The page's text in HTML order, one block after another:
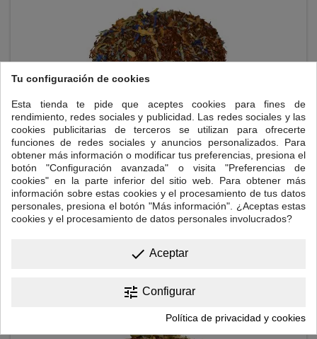
ROOIBOS MORFEO
Rooibos, manzana asada, azahar valeriana, lavanda y aciano azul.
Añadir al carrito
Tu configuración de cookies
Esta tienda te pide que aceptes cookies para fines de
rendimiento, redes sociales y publicidad. Las redes sociales y las
cookies publicitarias de terceros se utilizan para ofrecerte
funciones de redes sociales y anuncios personalizados. Para
obtener más información o modificar tus preferencias, presiona el
botón "Configuración avanzada" o visita "Preferencias de
cookies" en la parte inferior del sitio web. Para obtener más
información sobre estas cookies y el procesamiento de tus datos
personales, presiona el botón "Más información". ¿Aceptas estas
cookies y el procesamiento de datos personales involucrados?
done Aceptar
tune Configurar
Política de privacidad y cookies